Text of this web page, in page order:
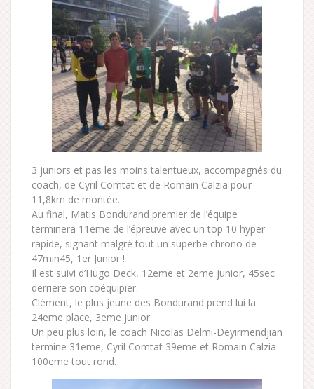
3 juniors et pas les moins talentueux, accompagnés du
coach, de Cyril Comtat et de Romain Calzia pour
11,8km de montée.
Au final, Matis Bondurand premier de l’équipe
terminera 11eme de l’épreuve avec un top 10 hyper
rapide, signant malgré tout un superbe chrono de
47min45, 1er Junior !
Il est suivi d’Hugo Deck, 12eme et 2eme junior, 45sec
derriere son coéquipier.
Clément, le plus jeune des Bondurand prend lui la
24eme place, 3eme junior.
Un peu plus loin, le coach Nicolas Delmi-Deyirmendjian
termine 31eme, Cyril Comtat 39eme et Romain Calzia
100eme tout rond.